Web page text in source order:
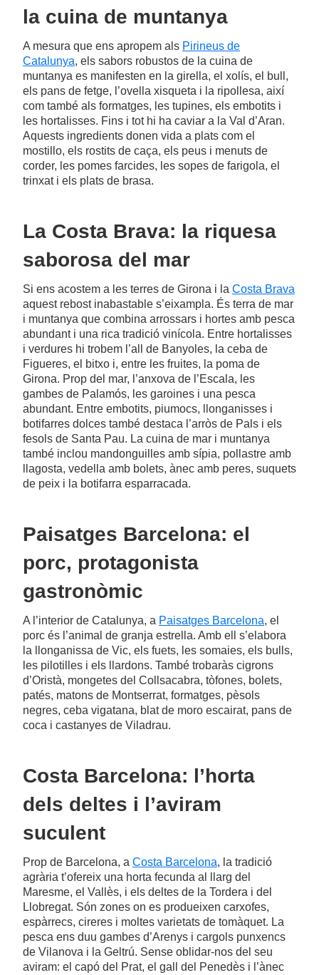
la cuina de muntanya
A mesura que ens apropem als Pirineus de
Catalunya, els sabors robustos de la cuina de
muntanya es manifesten en la girella, el xolís, el bull,
els pans de fetge, l’ovella xisqueta i la ripollesa, així
com també als formatges, les tupines, els embotits i
les hortalisses. Fins i tot hi ha caviar a la Val d’Aran.
Aquests ingredients donen vida a plats com el
mostillo, els rostits de caça, els peus i menuts de
corder, les pomes farcides, les sopes de farigola, el
trinxat i els plats de brasa.
La Costa Brava: la riquesa
saborosa del mar
Si ens acostem a les terres de Girona i la Costa Brava
aquest rebost inabastable s’eixampla. És terra de mar
i muntanya que combina arrossars i hortes amb pesca
abundant i una rica tradició vinícola. Entre hortalisses
i verdures hi trobem l’all de Banyoles, la ceba de
Figueres, el bitxo i, entre les fruites, la poma de
Girona. Prop del mar, l’anxova de l’Escala, les
gambes de Palamós, les garoines i una pesca
abundant. Entre embotits, piumocs, llonganisses i
botifarres dolces també destaca l’arròs de Pals i els
fesols de Santa Pau. La cuina de mar i muntanya
també inclou mandonguilles amb sípia, pollastre amb
llagosta, vedella amb bolets, ànec amb peres, suquets
de peix i la botifarra esparracada.
Paisatges Barcelona: el
porc, protagonista
gastronòmic
A l’interior de Catalunya, a Paisatges Barcelona, el
porc és l’animal de granja estrella. Amb ell s’elabora
la llonganissa de Vic, els fuets, les somaies, els bulls,
les pilotilles i els llardons. També trobaràs cigrons
d’Oristà, mongetes del Collsacabra, tòfones, bolets,
patés, matons de Montserrat, formatges, pèsols
negres, ceba vigatana, blat de moro escairat, pans de
coca i castanyes de Viladrau.
Costa Barcelona: l’horta
dels deltes i l’aviram
suculent
Prop de Barcelona, a Costa Barcelona, la tradició
agrària t’ofereix una horta fecunda al llarg del
Maresme, el Vallès, i els deltes de la Tordera i del
Llobregat. Són zones on es produeixen carxofes,
espàrrecs, cireres i moltes varietats de tomàquet. La
pesca ens duu gambes d’Arenys i cargols punxencs
de Vilanova i la Geltrú. Sense oblidar-nos del seu
aviram: el capó del Prat, el gall del Penedès i l’ànec